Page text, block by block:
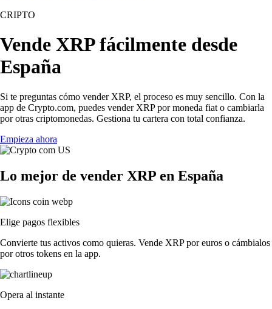
CRIPTO
Vende XRP fácilmente desde
España
Si te preguntas cómo vender XRP, el proceso es muy sencillo. Con la
app de Crypto.com, puedes vender XRP por moneda fiat o cambiarla
por otras criptomonedas. Gestiona tu cartera con total confianza.
Empieza ahora
Lo mejor de vender XRP en España
Elige pagos flexibles
Convierte tus activos como quieras. Vende XRP por euros o cámbialos
por otros tokens en la app.
Opera al instante